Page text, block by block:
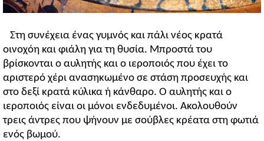
Στη συνέχεια ένας γυμνός και πάλι νέος κρατά
οινοχόη και φιάλη για τη θυσία. Μπροστά του
βρίσκονται ο αυλητής και ο ιεροποιός που έχει το
αριστερό χέρι ανασηκωμένο σε στάση προσευχής και
στο δεξί κρατά κύλικα ή κάνθαρο. Ο αυλητής και ο
ιεροποιός είναι οι μόνοι ενδεδυμένοι. Ακολουθούν
τρεις άντρες που ψήνουν με σούβλες κρέατα στη φωτιά
ενός βωμού.